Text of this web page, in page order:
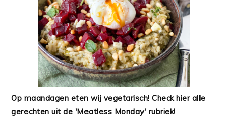
Op maandagen eten wij vegetarisch! Check hier alle
gerechten uit de 'Meatless Monday' rubriek!